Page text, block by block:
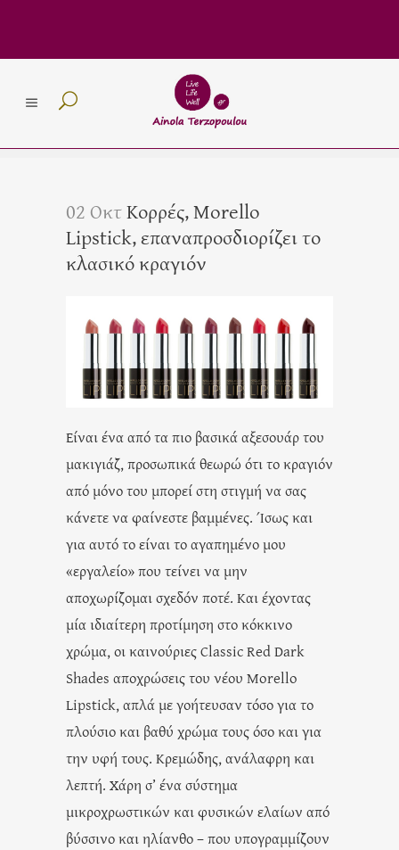
02 ΟκτΚορρές, Morello
Lipstick, επαναπροσδιορίζει το
κλασικό κραγιόν
Είναι ένα από τα πιο βασικά αξεσουάρ του
μακιγιάζ, προσωπικά θεωρώ ότι το κραγιόν
από μόνο του μπορεί στη στιγμή να σας
κάνετε να φαίνεστε βαμμένες. Ίσως και
για αυτό το είναι το αγαπημένο μου
«εργαλείο» που τείνει να μην
αποχωρίζομαι σχεδόν ποτέ. Και έχοντας
μία ιδιαίτερη προτίμηση στο κόκκινο
χρώμα, οι καινούριες Classic Red Dark
Shades αποχρώσεις του νέου Morello
Lipstick, απλά με γοήτευσαν τόσο για το
πλούσιο και βαθύ χρώμα τους όσο και για
την υφή τους. Κρεμώδης, ανάλαφρη και
λεπτή. Χάρη σ’ ένα σύστημα
μικροχρωστικών και φυσικών ελαίων από
βύσσινο και ηλίανθο – που υπογραμμίζουν